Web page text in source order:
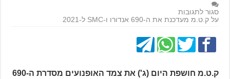
סגור לתגובות
על ק.ט.מ מעדכנת את ה-690 אנדורו ו-SMC ל-2021
ק.ט.מ חושפת היום (ג') את צמד האופנועים מסדרת ה-690